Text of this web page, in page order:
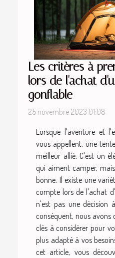
Les critères à
lors de l'achat
gonflable
25 novembre 2023 01:08
Lorsque l'aventure et
vous appellent, une
meilleur allié. C'est un
qui aiment camper,
bonne. Il existe une
compte lors de l'achat
n'est pas une décision
conséquent, nous
clés à considérer pour
plus adapté à vos
cet article, vous